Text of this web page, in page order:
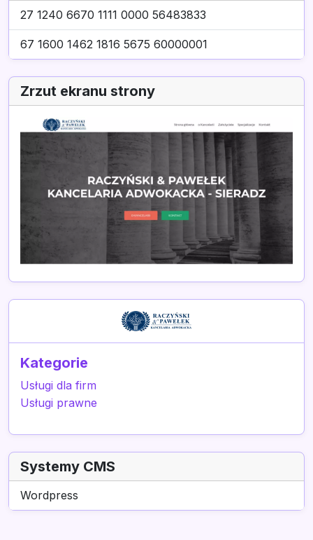
27 1240 6670 1111 0000 56483833
67 1600 1462 1816 5675 60000001
Zrzut ekranu strony
Kategorie
Usługi dla firm
Usługi prawne
Systemy CMS
Wordpress